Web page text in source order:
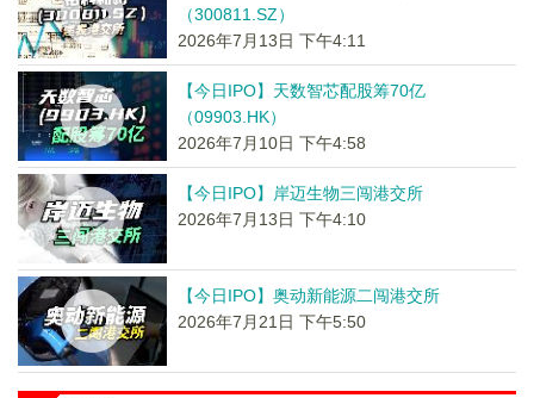
（300811.SZ）
2026年7月13日 下午4:11
【今日IPO】天数智芯配股筹70亿
（09903.HK）
2026年7月10日 下午4:58
【今日IPO】岸迈生物三闯港交所
2026年7月13日 下午4:10
【今日IPO】奥动新能源二闯港交所
2026年7月21日 下午5:50